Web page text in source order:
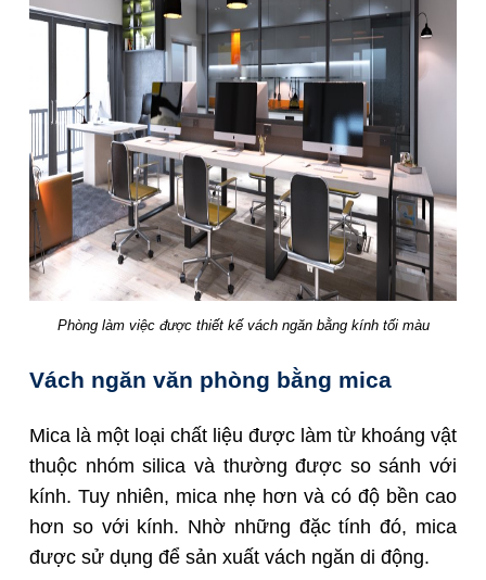
Phòng làm việc được thiết kế vách ngăn bằng kính tối màu
Vách ngăn văn phòng bằng mica
Mica là một loại chất liệu được làm từ khoáng vật
thuộc nhóm silica và thường được so sánh với
kính. Tuy nhiên, mica nhẹ hơn và có độ bền cao
hơn so với kính. Nhờ những đặc tính đó, mica
được sử dụng để sản xuất vách ngăn di động.